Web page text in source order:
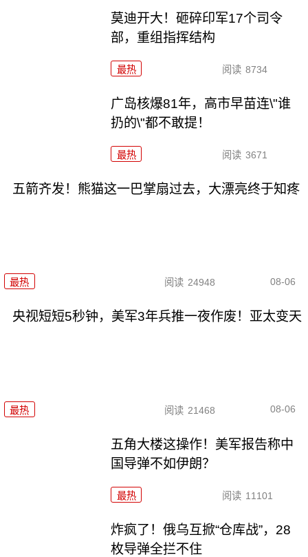
莫迪开大！砸碎印军17个司令
部，重组指挥结构
最热 阅读 8734
广岛核爆81年，高市早苗连\"谁
扔的\"都不敢提！
最热 阅读 3671
五箭齐发！熊猫这一巴掌扇过去，大漂亮终于知疼
最热 阅读 24948 08-06
央视短短5秒钟，美军3年兵推一夜作废！亚太变天
最热 阅读 21468 08-06
五角大楼这操作！美军报告称中
国导弹不如伊朗？
最热 阅读 11101
炸疯了！俄乌互掀“仓库战”，28
枚导弹全拦不住